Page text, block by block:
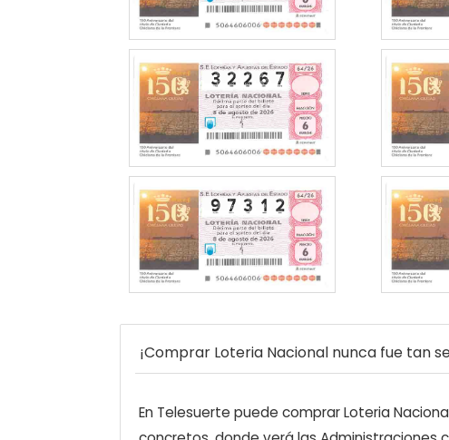
¡Comprar Loteria Nacional nunca fue tan
En Telesuerte puede comprar Loteria